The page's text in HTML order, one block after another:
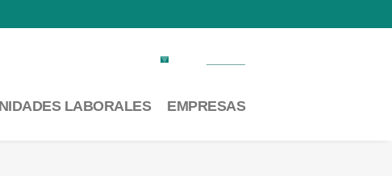
LABORALES EMPRESAS